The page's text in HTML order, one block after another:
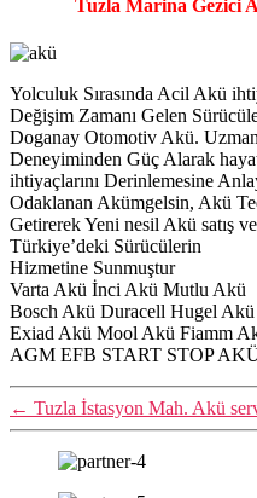
Tuzla Marina Gezici
Yolculuk Sırasında Acil Akü
Değişim Zamanı Gelen
Doganay Otomotiv Akü.
Deneyiminden Güç Alarak
ihtiyaçlarını Derinlemesine
Odaklanan Akümgelsin, Akü
Getirerek Yeni nesil Akü satış
Türkiye’deki Sürücülerin
Hizmetine Sunmuştur
Varta Akü İnci Akü Mutlu Akü
Bosch Akü Duracell Hugel Akü
Exiad Akü Mool Akü Fiamm
AGM EFB START STOP
← Tuzla İstasyon Mah. Akü